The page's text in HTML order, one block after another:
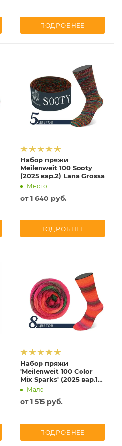
ПОДРОБНЕЕ
Набор пряжи
Meilenweit 100 Sooty
(2025 вар.2) Lana Grossa
Много
от1 640 руб.
ПОДРОБНЕЕ
Набор пряжи
'Meilenweit 100 Color
Mix Sparks' (2025 вар.1)
новые цвета
Мало
от1 515 руб.
ПОДРОБНЕЕ